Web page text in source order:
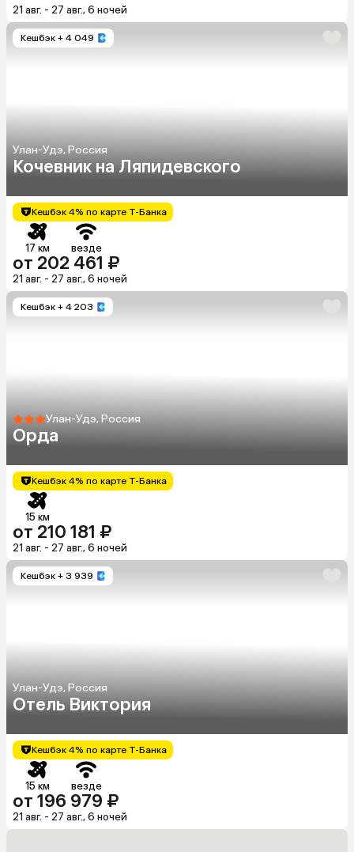
21 авг. - 27 авг., 6 ночей
Кешбэк + 4 049
Улан-Удэ, Россия
Кочевник на Ляпидевского
Кешбэк 4% по карте Т-Банка
17 км везде
от 202 461 ₽
21 авг. - 27 авг., 6 ночей
Кешбэк + 4 203
Улан-Удэ, Россия
Орда
Кешбэк 4% по карте Т-Банка
15 км
от 210 181 ₽
21 авг. - 27 авг., 6 ночей
Кешбэк + 3 939
Улан-Удэ, Россия
Отель Виктория
Кешбэк 4% по карте Т-Банка
15 км везде
от 196 979 ₽
21 авг. - 27 авг., 6 ночей